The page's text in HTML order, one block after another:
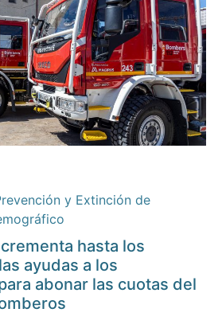
y Extinción de
hasta los
ayudas a los
abonar las cuotas del